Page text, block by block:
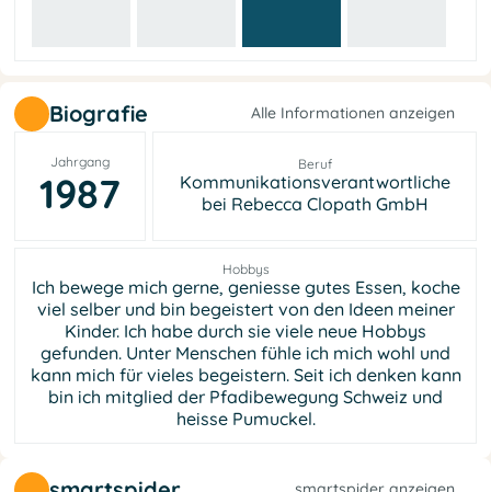
Biografie Alle Informationen anzeigen
Jahrgang
1987
Beruf
Kommunikationsverantwortliche
bei Rebecca Clopath GmbH
Hobbys
Ich bewege mich gerne, geniesse gutes Essen, koche
viel selber und bin begeistert von den Ideen meiner
Kinder. Ich habe durch sie viele neue Hobbys
gefunden. Unter Menschen fühle ich mich wohl und
kann mich für vieles begeistern. Seit ich denken kann
bin ich mitglied der Pfadibewegung Schweiz und
heisse Pumuckel.